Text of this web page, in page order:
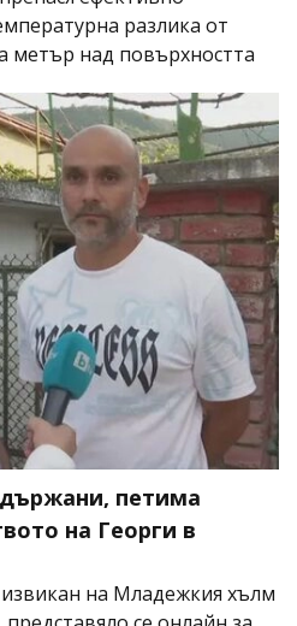
разлика от
метър над повърхността
петима
на Георги в
на Младежкия хълм